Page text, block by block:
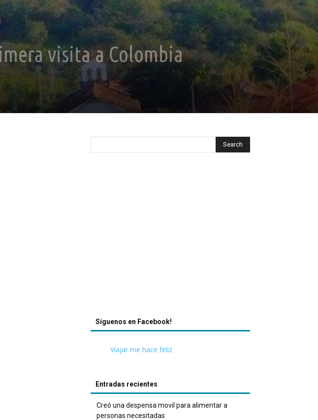
visita a Colombia
Síguenos en Facebook!
Viajar me hace feliz
Entradas recientes
Creó una despensa movil para alimentar a
personas necesitadas